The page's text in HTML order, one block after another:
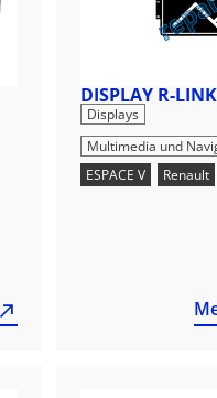
DISPLAY R-
Displays
Multimedia und
ESPACE V
Renault